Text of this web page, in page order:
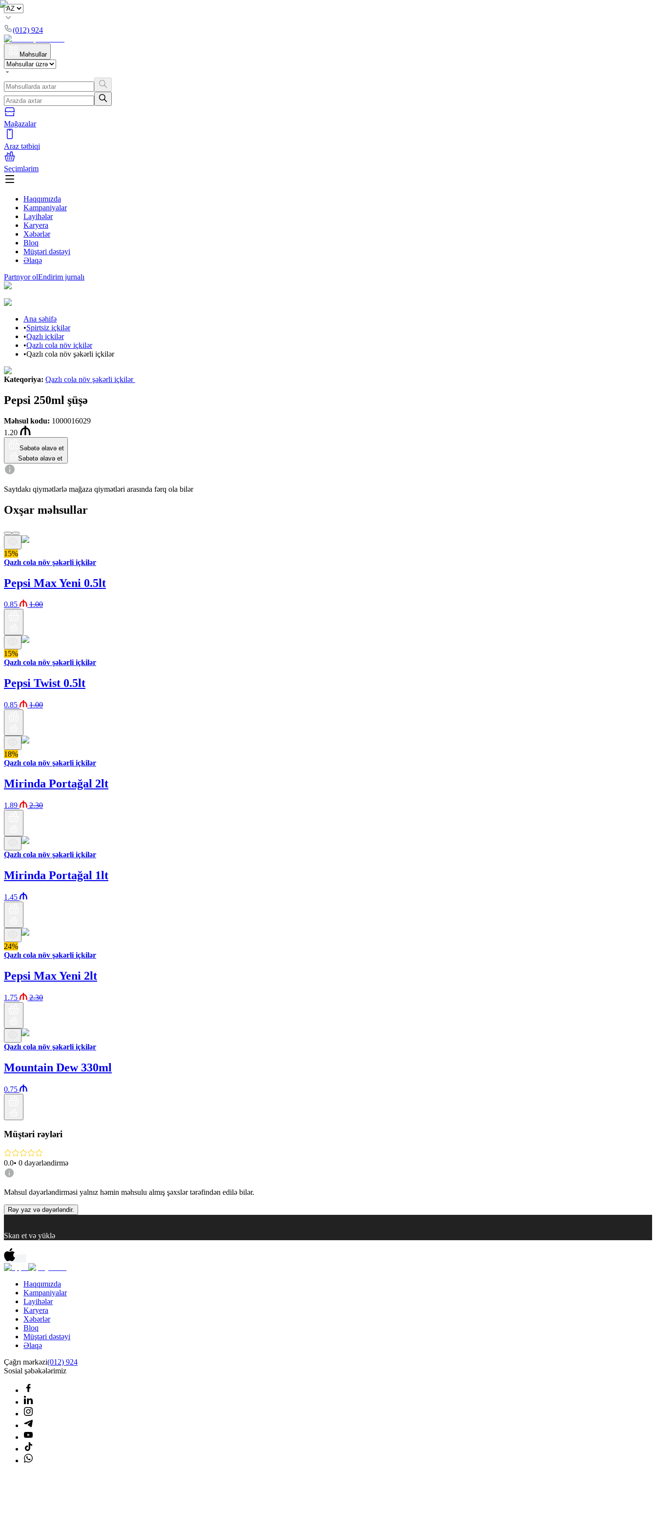
(012) 924
Məhsullar
Mağazalar
Araz tətbiqi
Seçimlərim
Haqqımızda
Kampaniyalar
Layihələr
Karyera
Xəbərlər
Bloq
Müştəri dəstəyi
Əlaqə
Partnyor olEndirim jurnalı
Ana səhifə
•Spirtsiz içkilər
•Qazlı içkilər
•Qazlı cola növ içkilər
•Qazlı cola növ şəkərli içkilər
Kateqoriya: Qazlı cola növ şəkərli içkilər
Pepsi 250ml şüşə
Məhsul kodu: 1000016029
1.20
Səbətə əlavə et
Səbətə əlavə et
Saytdakı qiymətlərlə mağaza qiymətləri arasında fərq ola bilər
Oxşar məhsullar
15%
Qazlı cola növ şəkərli içkilər
Pepsi Max Yeni 0.5lt
0.85 1.00
15%
Qazlı cola növ şəkərli içkilər
Pepsi Twist 0.5lt
0.85 1.00
18%
Qazlı cola növ şəkərli içkilər
Mirinda Portağal 2lt
1.89 2.30
Qazlı cola növ şəkərli içkilər
Mirinda Portağal 1lt
1.45
24%
Qazlı cola növ şəkərli içkilər
Pepsi Max Yeni 2lt
1.75 2.30
Qazlı cola növ şəkərli içkilər
Mountain Dew 330ml
0.75
Müştəri rəyləri
0.0• 0 dəyərləndirmə
Məhsul dəyərləndirməsi yalnız həmin məhsulu almış şəxslər tərəfindən edilə bilər.
Rəy yaz və dəyərləndir.
Skan et və yüklə
Haqqımızda
Kampaniyalar
Layihələr
Karyera
Xəbərlər
Bloq
Müştəri dəstəyi
Əlaqə
Çağrı mərkəzi(012) 924
Sosial şəbəkələrimiz